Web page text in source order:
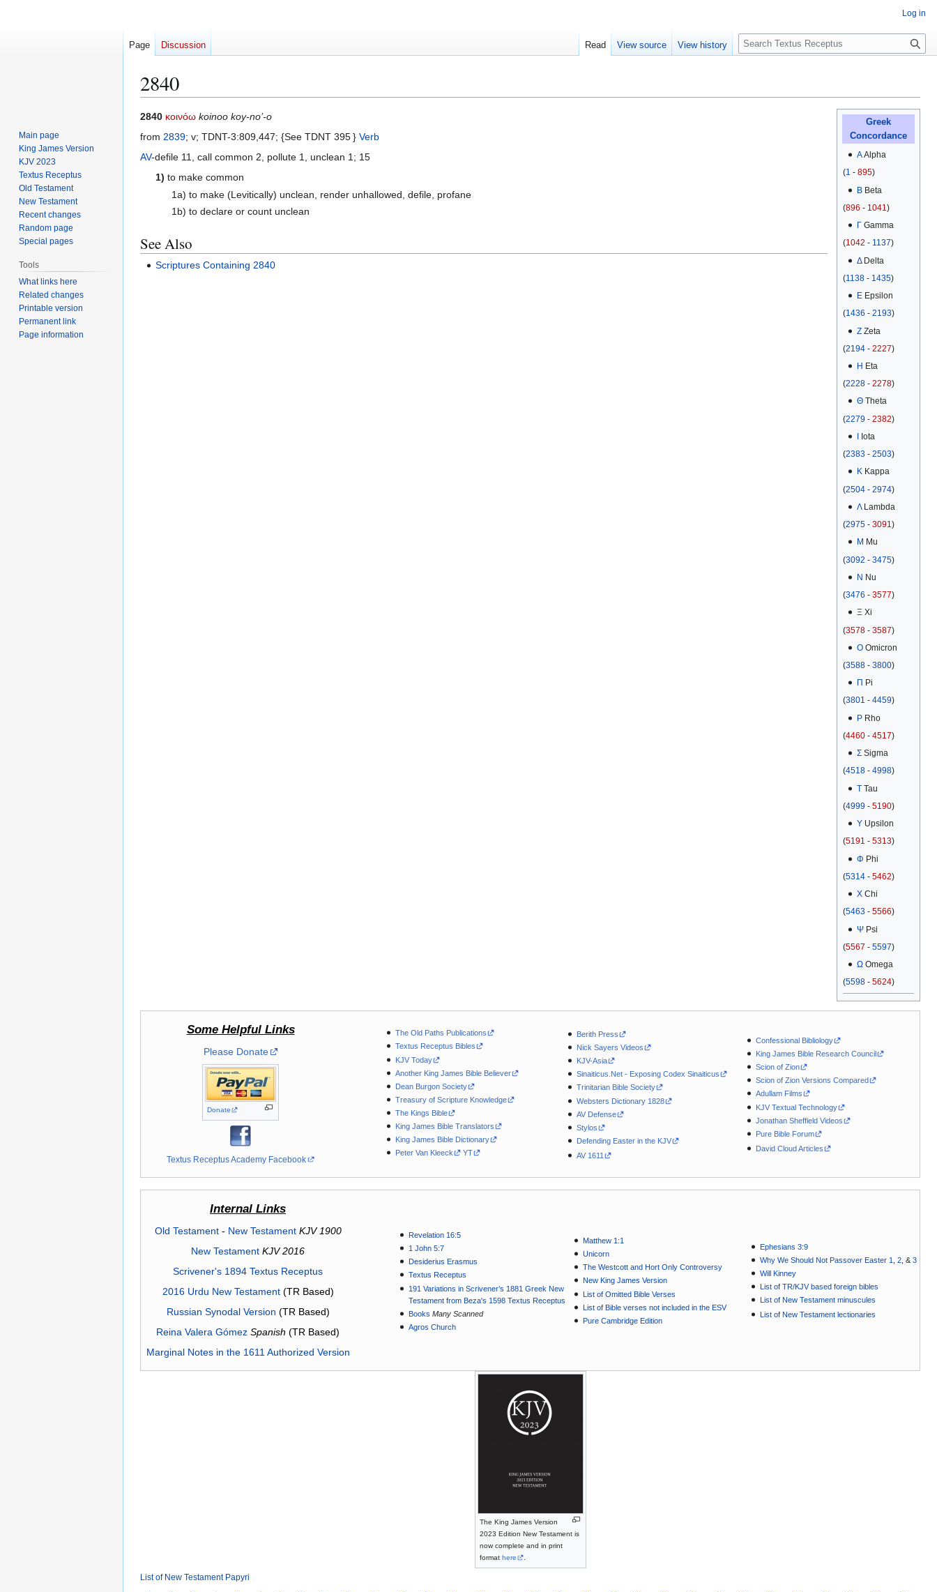
2840
Jump
to
Jump
to
Greek
Concordance
ΑAlpha
(1 - 895)
ΒBeta
(896 - 1041)
ΓGamma
(1042 - 1137)
ΔDelta
(1138 - 1435)
ΕEpsilon
(1436 - 2193)
ΖZeta
(2194 - 2227)
Η Eta
(2228 - 2278)
ΘTheta
(2279 - 2382)
Iota
(2383 - 2503)
ΚKappa
(2504 - 2974)
ΛLambda
(2975 - 3091)
Μ Mu
(3092 - 3475)
Ν Nu
(3476 - 3577)
ΞXi
(3578 - 3587)
ΟOmicron
(3588 - 3800)
Π Pi
(3801 - 4459)
ΡRho
(4460 - 4517)
ΣSigma
(4518 - 4998)
ΤTau
(4999 - 5190)
ΥUpsilon
(5191 - 5313)
Φ Phi
(5314 - 5462)
ΧChi
(5463 - 5566)
ΨPsi
(5567 - 5597)
ΩOmega
(5598 - 5624)
2840 κοινόω koinoo koy-no’-o
from 2839; v; TDNT-3:809,447; {See TDNT 395 } Verb
AV-defile 11, call common 2, pollute 1, unclean 1; 15
1) to make common
1a) to make (Levitically) unclean, render unhallowed, defile, profane
1b) to declare or count unclean
See Also
Scriptures Containing 2840
Some Helpful Links
Please Donate
Donate
Textus Receptus Academy Facebook
The Old Paths Publications
Textus Receptus Bibles
KJV Today
Another King James Bible Believer
Dean Burgon Society
Treasury of Scripture Knowledge
The Kings Bible
King James Bible Translators
King James Bible Dictionary
Peter Van Kleeck
YT
Berith Press
Nick Sayers Videos
KJV-Asia
Sinaiticus.Net - Exposing Codex Sinaiticus
Trinitarian Bible Society
Websters Dictionary 1828
AV Defense
Stylos
Defending Easter in the KJV
AV 1611
Confessional Bibliology
King James Bible Research Council
Scion of Zion
Scion of Zion Versions Compared
Adullam Films
KJV Textual Technology
Jonathan Sheffield Videos
Pure Bible Forum
David Cloud Articles
Internal Links
Old Testament- New Testament KJV 1900
New Testament KJV 2016
Scrivener's 1894 Textus Receptus
2016 Urdu New Testament(TR Based)
Russian Synodal Version (TR Based)
Reina Valera Gómez Spanish (TR Based)
Marginal Notes in the 1611 Authorized Version
Revelation 16:5
1 John 5:7
Desiderius Erasmus
Textus Receptus
191 Variations in Scrivener’s 1881 Greek New
Testament from Beza's 1598 Textus Receptus
Books Many Scanned
Agros Church
Matthew 1:1
Unicorn
The Westcott and Hort Only Controversy
New King James Version
List of Omitted Bible Verses
List of Bible verses not included in the ESV
Pure Cambridge Edition
Ephesians 3:9
Why We Should Not Passover Easter 1
,2 , &3
Will Kinney
List of TR/KJV based foreign bibles
List of New Testament minuscules
List of New Testament lectionaries
The King James Version
2023 Edition New Testament is
now complete and in print
format here .
List of New Testament Papyri
Log in
Page Discussion Read View source View history
S
e
c
Main page
King James Version
KJV 2023
Textus Receptus
Old Testament
New Testament
Recent changes
Random page
Special pages
Tools
What links here
Related changes
Printable version
Permanent link
Page information